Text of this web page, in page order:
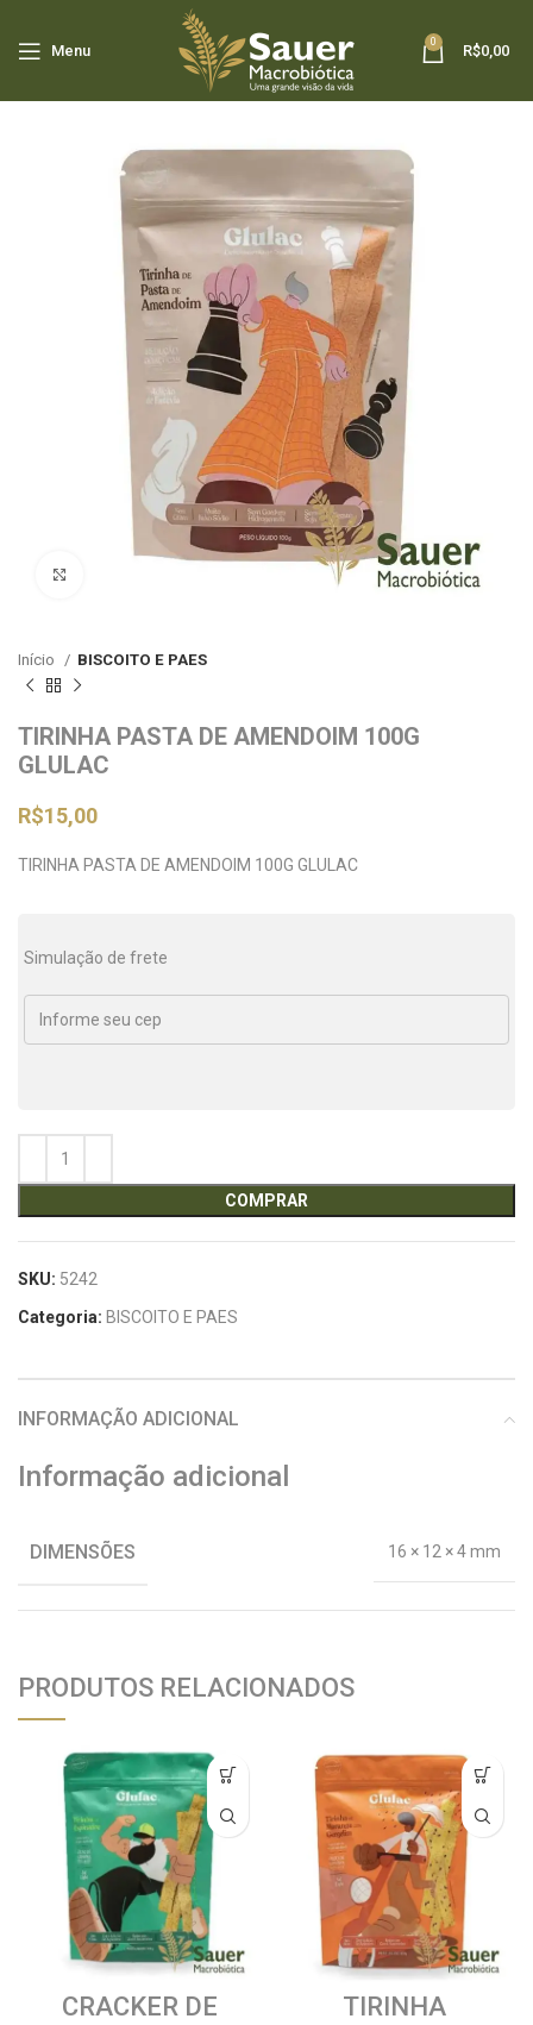
Menu
0
R$0,00
Início BISCOITO E PAES
TIRINHA PASTA DE AMENDOIM 100G
GLULAC
R$15,00
TIRINHA PASTA DE AMENDOIM 100G GLULAC
Simulação de frete
COMPRAR
SKU: 5242
Categoria: BISCOITO E PAES
INFORMAÇÃO ADICIONAL
Informação adicional
DIMENSÕES 16 × 12 × 4 mm
PRODUTOS RELACIONADOS
CRACKER DE TIRINHA